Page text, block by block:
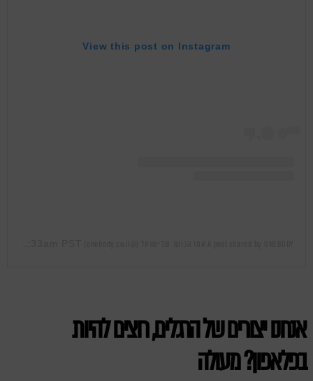
View this post on Instagram
אנחנו יצורים של הרגלים, רוצים להיות
בפלאפון?מעולה